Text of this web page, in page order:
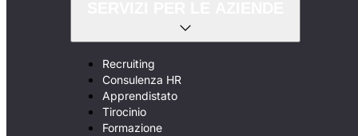
Recruiting
Consulenza HR
Apprendistato
Tirocinio
Formazione